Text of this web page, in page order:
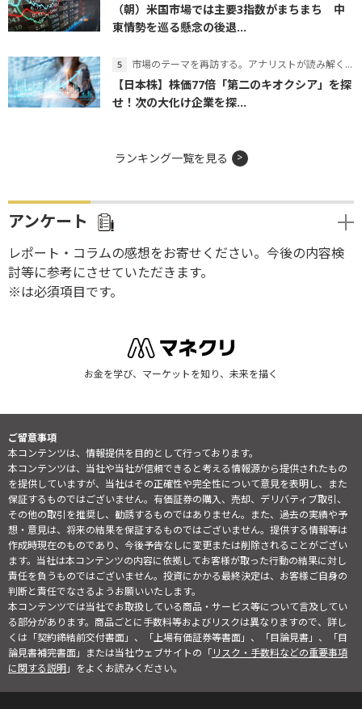
（朝）米国市場では主要3指数がまちまち 中
東情勢を巡る懸念の後退...
市場のテーマを再訪する。アナリストが読み解くテーマの本質
【日本株】株価77倍「第二のキオクシア」を探
せ！次の大化け企業を探...
ランキング一覧を見る
アンケート
レポート・コラムの感想をお寄せください。今後の内容検
討等に参考にさせていただきます。
※は必須項目です。
お金を学び、マーケットを知り、未来を描く
ご留意事項
本コンテンツは、情報提供を目的として行っております。
本コンテンツは、当社や当社が信頼できると考える情報源から提供されたもの
を提供していますが、当社はその正確性や完全性について意見を表明し、また
保証するものではございません。有価証券の購入、売却、デリバティブ取引、
その他の取引を推奨し、勧誘するものではありません。また、過去の実績や予
想・意見は、将来の結果を保証するものではございません。提供する情報等は
作成時現在のものであり、今後予告なしに変更または削除されることがござい
ます。当社は本コンテンツの内容に依拠してお客様が取った行動の結果に対し
責任を負うものではございません。投資にかかる最終決定は、お客様ご自身の
判断と責任でなさるようお願いいたします。
本コンテンツでは当社でお取扱している商品・サービス等について言及してい
る部分があります。商品ごとに手数料等およびリスクは異なりますので、詳し
くは「契約締結前交付書面」、「上場有価証券等書面」、「目論見書」、「目
論見書補完書面」または当社ウェブサイトの「リスク・手数料などの重要事項
に関する説明」をよくお読みください。